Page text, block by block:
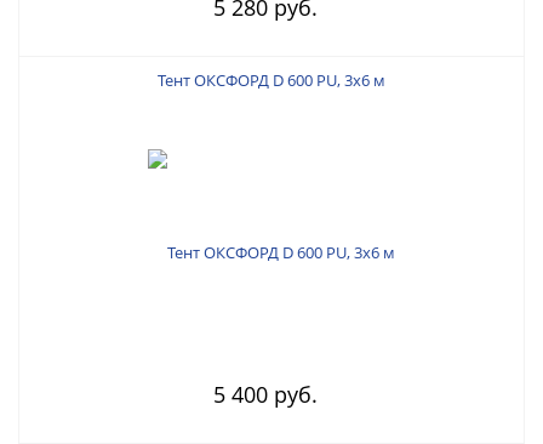
5 280 руб.
Тент ОКСФОРД D 600 PU, 3х6 м
5 400 руб.